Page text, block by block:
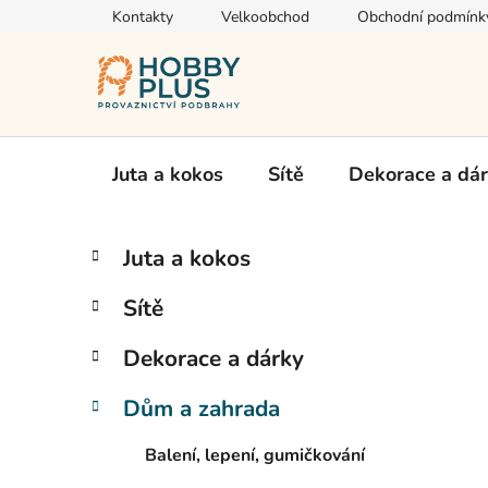
Kontakty Velkoobchod Obchodní
Juta a kokos Sítě Dekorace a
P
s
r
n
Přeskočit
kategorie
K
a
e
o
i
Juta a kokos
Sítě
Dekorace a dárky
Dům a zahrada
Balení, lepení, gumičkování